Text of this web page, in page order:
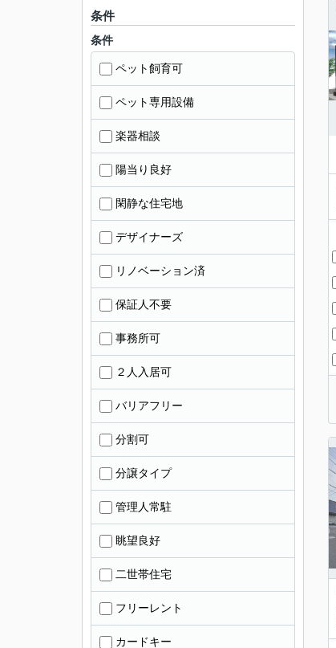
条件
条件
ペット飼育可
ペット専用設備
楽器相談
陽当り良好
閑静な住宅地
デザイナーズ
リノベーション済
保証人不要
事務所可
２人入居可
バリアフリー
分割可
分譲タイプ
管理人常駐
眺望良好
二世帯住宅
フリーレント
カードキー